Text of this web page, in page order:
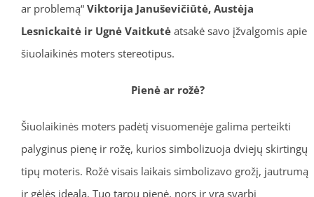
ar problemą“ Viktorija Januševičiūtė, Austėja
Lesnickaitė ir Ugnė Vaitkutė atsakė savo įžvalgomis apie
šiuolaikinės moters stereotipus.
Pienė ar rožė?
Šiuolaikinės moters padėtį visuomenėje galima perteikti
palyginus pienę ir rožę, kurios simbolizuoja dviejų skirtingų
tipų moteris. Rožė visais laikais simbolizavo grožį, jautrumą
ir gėlės idealą. Tuo tarpu pienė, nors ir yra svarbi